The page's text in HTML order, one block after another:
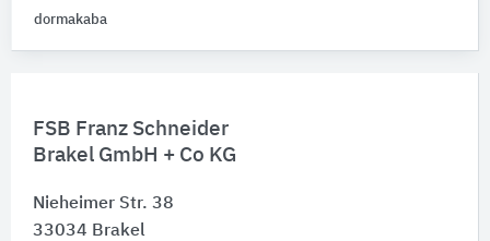
FSB Franz Schneider
Brakel GmbH + Co KG
Nieheimer Str. 38
33034 Brakel
dormakaba